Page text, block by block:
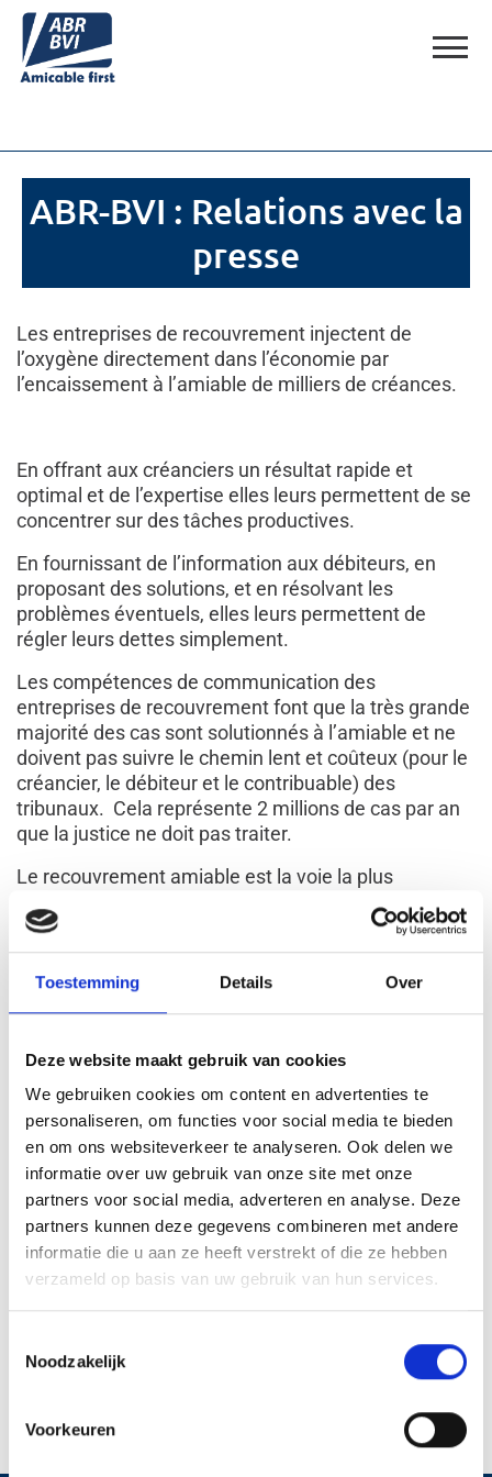
Toestemming Details Over
Deze website maakt gebruik van cookies
We gebruiken cookies om content en advertenties te
personaliseren, om functies voor social media te bieden
en om ons websiteverkeer te analyseren. Ook delen we
informatie over uw gebruik van onze site met onze
partners voor social media, adverteren en analyse. Deze
partners kunnen deze gegevens combineren met andere
informatie die u aan ze heeft verstrekt of die ze hebben
verzameld op basis van uw gebruik van hun services.
Noodzakelijk
Voorkeuren
ABR-BVI : Relations avec la
presse
Les entreprises de recouvrement injectent de
l’oxygène directement dans l’économie par
l’encaissement à l’amiable de milliers de créances.
En offrant aux créanciers un résultat rapide et
optimal et de l’expertise elles leurs permettent de se
concentrer sur des tâches productives.
En fournissant de l’information aux débiteurs, en
proposant des solutions, et en résolvant les
problèmes éventuels, elles leurs permettent de
régler leurs dettes simplement.
Les compétences de communication des
entreprises de recouvrement font que la très grande
majorité des cas sont solutionnés à l’amiable et ne
doivent pas suivre le chemin lent et coûteux (pour le
créancier, le débiteur et le contribuable) des
tribunaux. Cela représente 2 millions de cas par an
que la justice ne doit pas traiter.
Le recouvrement amiable est la voie la plus
économique, la plus rapide et la plus sure pour un
créancier de récupérer son dû. Le débiteur, l’état et
la communauté bénéficient également du travail de
cette profession.
Cette profession est réglementée et est contrôlée
activité éthique et professionnelle. Il n’y a quasiment
pas de plainte de débiteur (ni de créancier)
concernant cette activité, ni chez les travailleurs
sociaux, ni à l’inspection du SPF Economie.
L’ABR représente le secteur du recouvrement de
créances en Belgique. Elle organise des formations
pour les employés de ses membres. Elle contrôle
ses membres et connait le marché. Elle informe le
monde politique et la presse et participe aux débats
économiques et sociaux.
Prenez contact avec le porte-